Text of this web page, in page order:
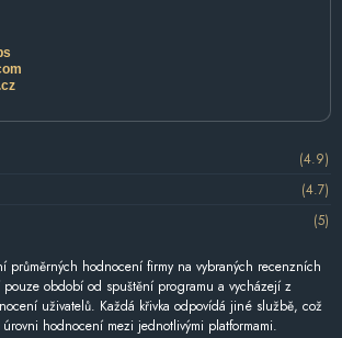
(4.9)
(4.7)
(5)
průměrných hodnocení firmy na vybraných recenzních
období od spuštění programu a vycházejí z
uživatelů. Každá křivka odpovídá jiné službě, což
hodnocení mezi jednotlivými platformami.